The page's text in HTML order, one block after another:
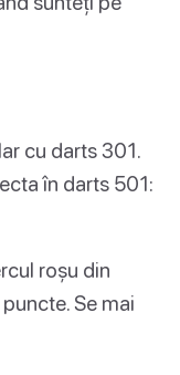
cu darts 301.
în darts 501:
roșu din
Se mai